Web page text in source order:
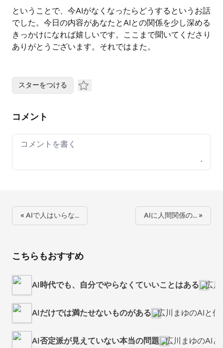
ということで、今AIがなくなったらどうするというお話
でした。今日の内容があなたとAIとの関係を少し深める
きっかけになれば嬉しいです。ここまで聞いてくださり
ありがとうございます。それではまた。
スターをつける
コメント
Your comment
« AIで人はいらな… AIに人間関係の… »
こちらもおすすめ
AI時代でも、自分でやらなくていいことはある 広川
AIだけでは満たせないものがある 広川まゆのAIと
AI否定派が見えていない本当の問題 広川まゆのAI